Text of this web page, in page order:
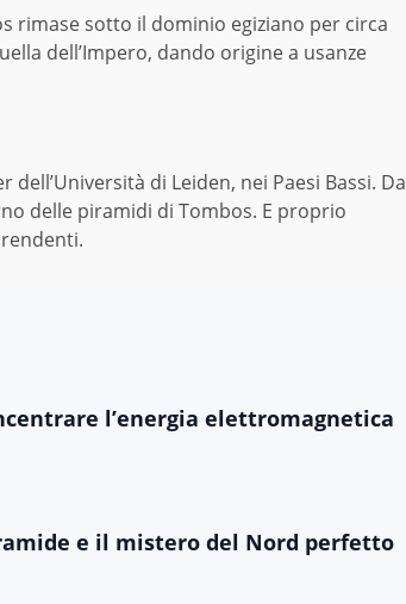
rimase sotto il dominio egiziano per circa
dell’Impero, dando origine a usanze
di Leiden, nei Paesi Bassi. Da
delle piramidi di Tombos. E proprio
l’energia elettromagnetica
e il mistero del Nord perfetto